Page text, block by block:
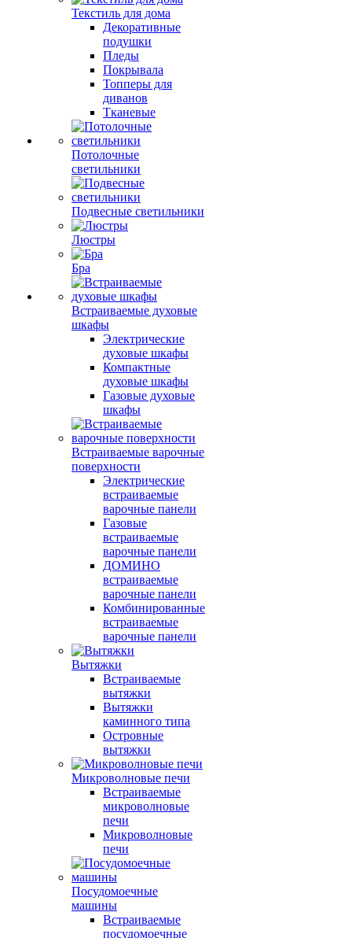
Текстиль для дома
Декоративные
подушки
Пледы
Покрывала
Топперы для
диванов
Тканевые
Потолочные
светильники
Подвесные светильники
Люстры
Бра
Встраиваемые духовые
шкафы
Электрические
духовые шкафы
Компактные
духовые шкафы
Газовые духовые
шкафы
Встраиваемые варочные
поверхности
Электрические
встраиваемые
варочные панели
Газовые
встраиваемые
варочные панели
ДОМИНО
встраиваемые
варочные панели
Комбинированные
встраиваемые
варочные панели
Вытяжки
Встраиваемые
вытяжки
Вытяжки
каминного типа
Островные
вытяжки
Микроволновые печи
Встраиваемые
микроволновые
печи
Микроволновые
печи
Посудомоечные
машины
Встраиваемые
посудомоечные